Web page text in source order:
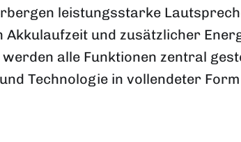
leistungsstarke
Akkulaufzeit und zusätzlicher
werden alle Funktionen zentral
Technologie in vollendeter